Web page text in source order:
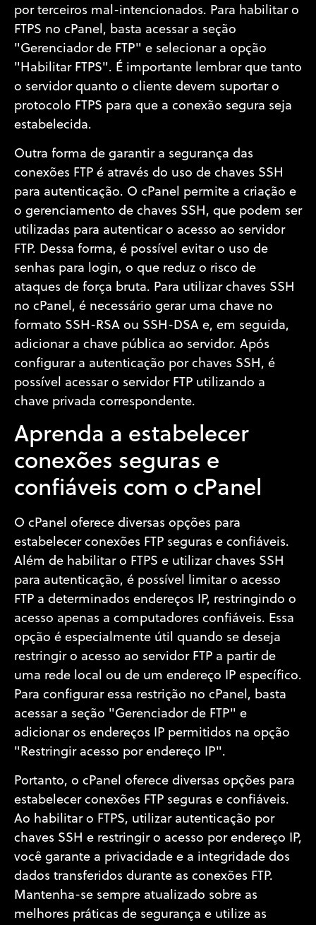
por terceiros mal-intencionados. Para habilitar o
FTPS no cPanel, basta acessar a seção
"Gerenciador de FTP" e selecionar a opção
"Habilitar FTPS". É importante lembrar que tanto
o servidor quanto o cliente devem suportar o
protocolo FTPS para que a conexão segura seja
estabelecida.
Outra forma de garantir a segurança das
conexões FTP é através do uso de chaves SSH
para autenticação. O cPanel permite a criação e
o gerenciamento de chaves SSH, que podem ser
utilizadas para autenticar o acesso ao servidor
FTP. Dessa forma, é possível evitar o uso de
senhas para login, o que reduz o risco de
ataques de força bruta. Para utilizar chaves SSH
no cPanel, é necessário gerar uma chave no
formato SSH-RSA ou SSH-DSA e, em seguida,
adicionar a chave pública ao servidor. Após
configurar a autenticação por chaves SSH, é
possível acessar o servidor FTP utilizando a
chave privada correspondente.
Aprenda a estabelecer
conexões seguras e
confiáveis com o cPanel
O cPanel oferece diversas opções para
estabelecer conexões FTP seguras e confiáveis.
Além de habilitar o FTPS e utilizar chaves SSH
para autenticação, é possível limitar o acesso
FTP a determinados endereços IP, restringindo o
acesso apenas a computadores confiáveis. Essa
opção é especialmente útil quando se deseja
restringir o acesso ao servidor FTP a partir de
uma rede local ou de um endereço IP específico.
Para configurar essa restrição no cPanel, basta
acessar a seção "Gerenciador de FTP" e
adicionar os endereços IP permitidos na opção
"Restringir acesso por endereço IP".
Portanto, o cPanel oferece diversas opções para
estabelecer conexões FTP seguras e confiáveis.
Ao habilitar o FTPS, utilizar autenticação por
chaves SSH e restringir o acesso por endereço IP,
você garante a privacidade e a integridade dos
dados transferidos durante as conexões FTP.
Mantenha-se sempre atualizado sobre as
melhores práticas de segurança e utilize as